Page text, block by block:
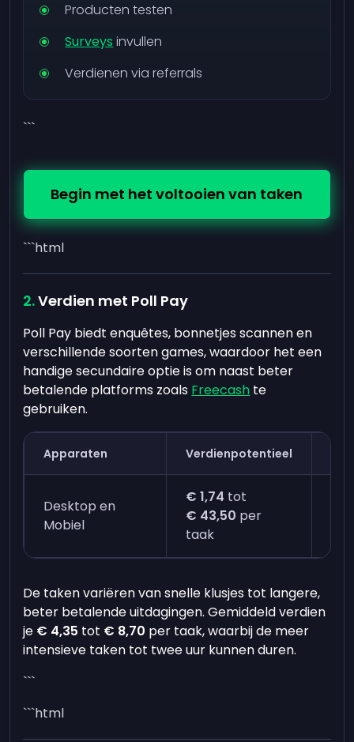
Producten testen
Surveys invullen
Verdienen via referrals
```
Begin met het voltooien van taken
```html
Verdien met Poll Pay
Poll Pay biedt enquêtes, bonnetjes scannen en
verschillende soorten games, waardoor het een
handige secundaire optie is om naast beter
betalende platforms zoals Freecash te
gebruiken.
Apparaten Verdienpotentieel
Desktop en
Mobiel
€ 1,74 tot
€ 43,50 per
taak
De taken variëren van snelle klusjes tot langere,
beter betalende uitdagingen. Gemiddeld verdien
je € 4,35 tot € 8,70 per taak, waarbij de meer
intensieve taken tot twee uur kunnen duren.
```
```html